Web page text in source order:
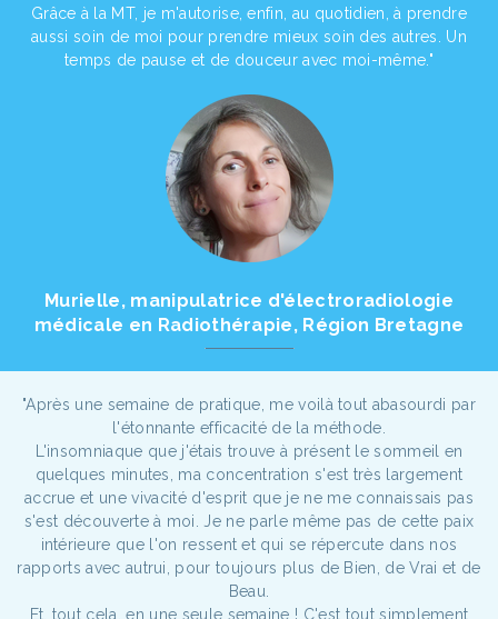
Grâce à la MT, je m'autorise, enfin, au quotidien, à prendre
aussi soin de moi pour prendre mieux soin des autres. Un
temps de pause et de douceur avec moi-même."
Murielle, manipulatrice d'électroradiologie
médicale en Radiothérapie, Région Bretagne
"Après une semaine de pratique, me voilà tout abasourdi par
l'étonnante efficacité de la méthode.
L'insomniaque que j'étais trouve à présent le sommeil en
quelques minutes, ma concentration s'est très largement
accrue et une vivacité d'esprit que je ne me connaissais pas
s'est découverte à moi. Je ne parle même pas de cette paix
intérieure que l'on ressent et qui se répercute dans nos
rapports avec autrui, pour toujours plus de Bien, de Vrai et de
Beau.
Et, tout cela, en une seule semaine ! C'est tout simplement